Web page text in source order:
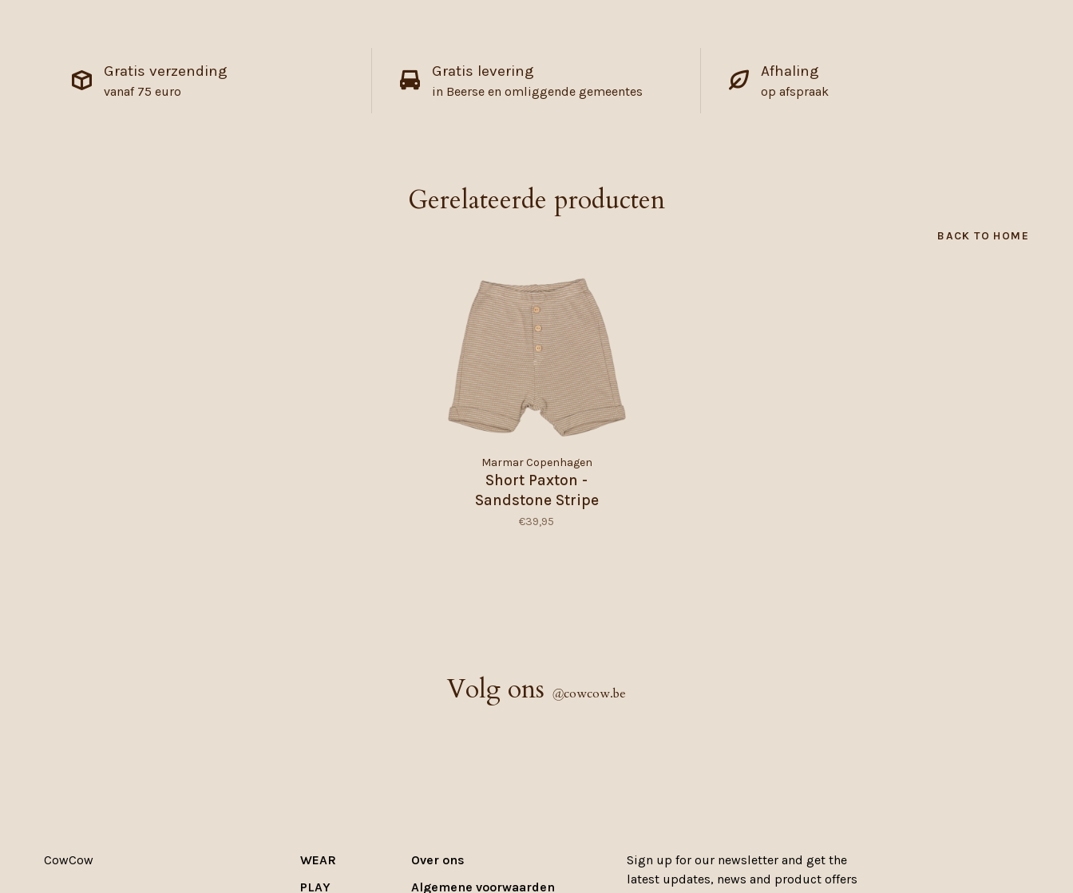
Gratis verzending
vanaf 75 euro
Gratis levering
in Beerse en omliggende gemeentes
Afhaling
op afspraak
Gerelateerde producten
BACK TO HOME
Marmar Copenhagen
Short Paxton -
Sandstone Stripe
€39,95
Volg ons @cowcow.be
CowCow
WEAR
PLAY
Over ons
Algemene voorwaarden
Sign up for our newsletter and get the
latest updates, news and product offers